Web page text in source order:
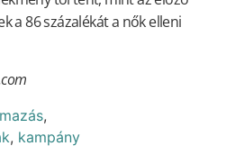
a 86 százalékát a nők elleni
,
, kampány